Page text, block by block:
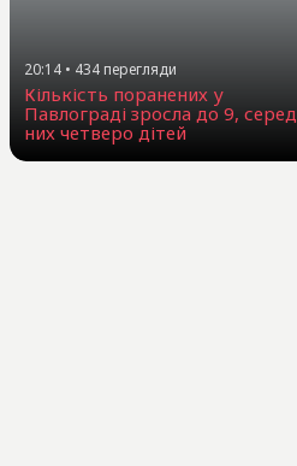
20:14 • 434 перегляди
Кількість поранених у
Павлограді зросла до 9, серед
них четверо дітей